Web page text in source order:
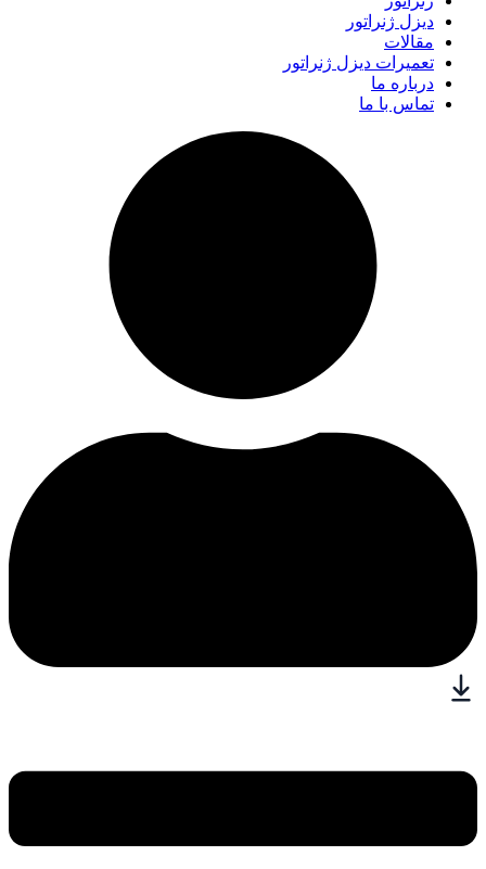
دیزل ژنراتور
مقالات
تعمیرات دیزل ژنراتور
درباره ما
تماس با ما